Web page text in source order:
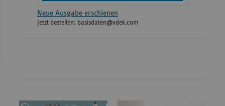
Neue Ausgabe erschienen
Jetzt bestellen: basisdaten@vdek.com